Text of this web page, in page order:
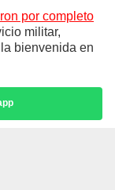
por completo
militar,
bienvenida en